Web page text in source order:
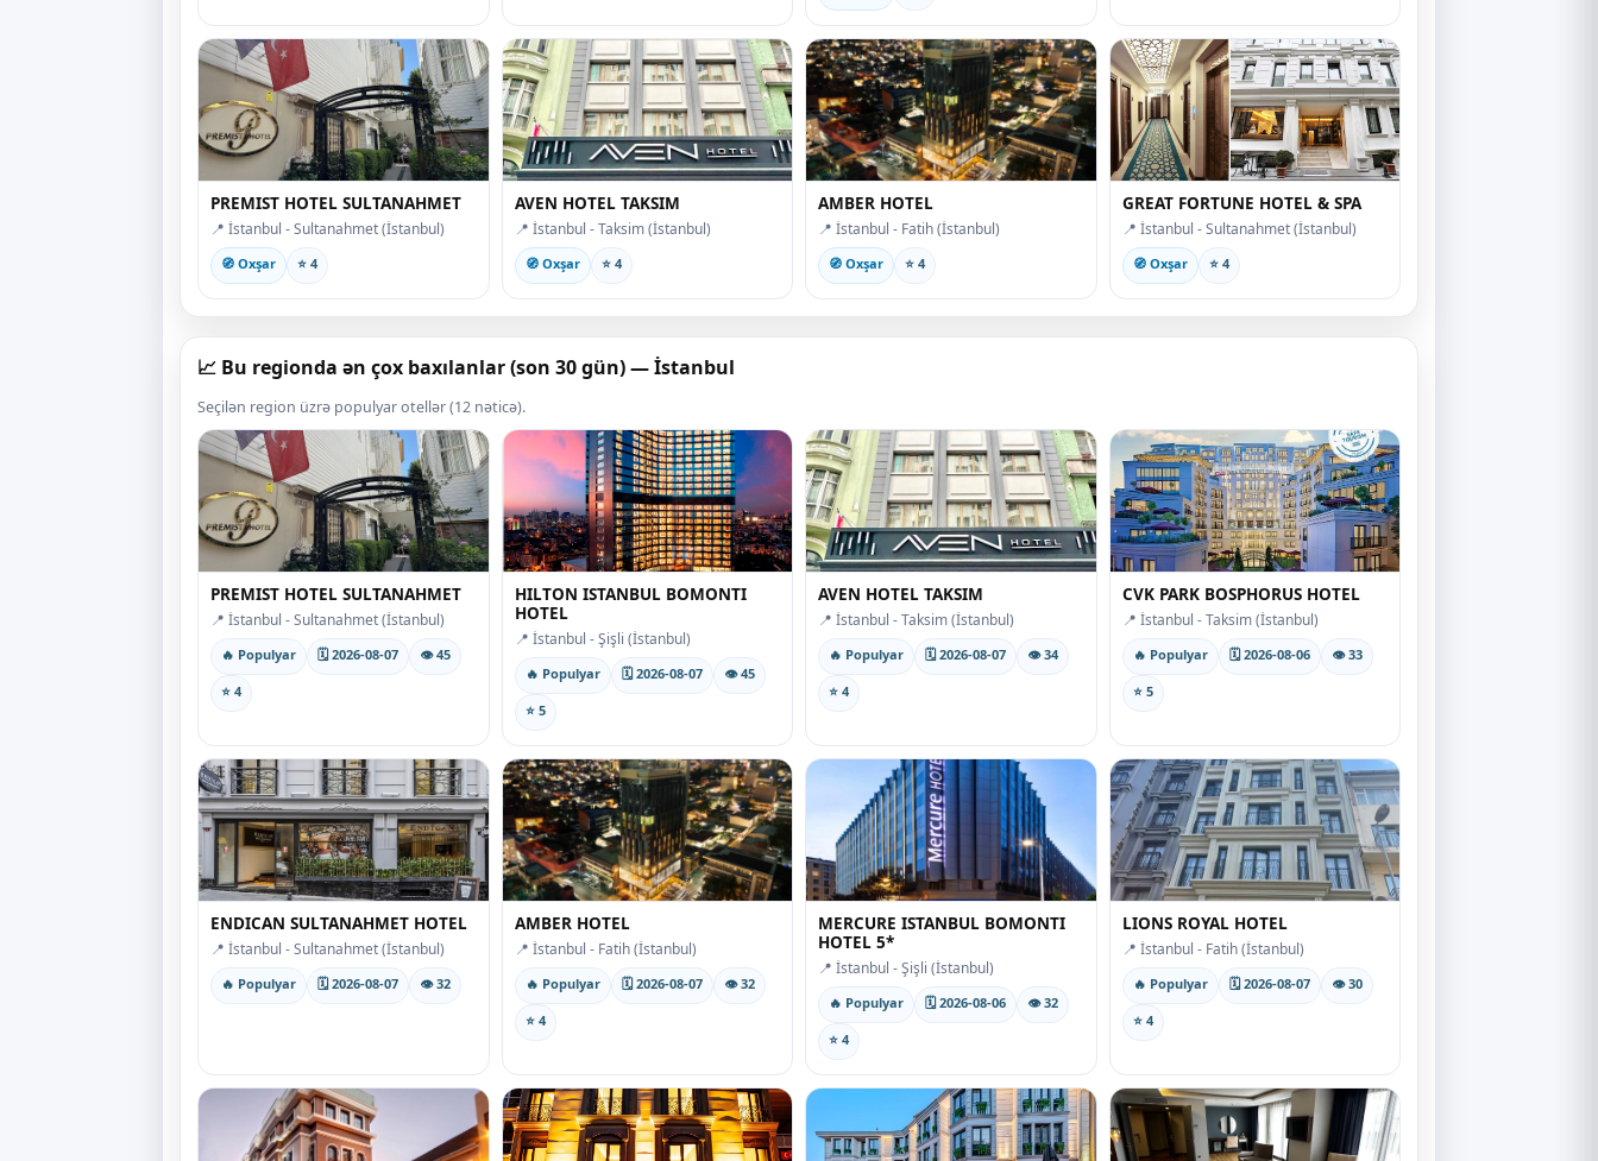
PREMIST HOTEL SULTANAHMET
📍 İstanbul - Sultanahmet (İstanbul)
🧭 Oxşar ⭐ 4
AVEN HOTEL TAKSIM
📍 İstanbul - Taksim (İstanbul)
🧭 Oxşar ⭐ 4
AMBER HOTEL
📍 İstanbul - Fatih (İstanbul)
🧭 Oxşar ⭐ 4
GREAT FORTUNE HOTEL & SPA
📍 İstanbul - Sultanahmet (İstanbul)
🧭 Oxşar ⭐ 4
📈 Bu regionda ən çox baxılanlar (son 30 gün) — İstanbul
Seçilən region üzrə populyar otellər (12 nəticə).
PREMIST HOTEL SULTANAHMET
📍 İstanbul - Sultanahmet (İstanbul)
🔥 Populyar 🗓 2026-08-07 👁 45
⭐ 4
HILTON ISTANBUL BOMONTI
HOTEL
📍 İstanbul - Şişli (İstanbul)
🔥 Populyar 🗓 2026-08-07 👁 45
⭐ 5
AVEN HOTEL TAKSIM
📍 İstanbul - Taksim (İstanbul)
🔥 Populyar 🗓 2026-08-07 👁 34
⭐ 4
CVK PARK BOSPHORUS HOTEL
📍 İstanbul - Taksim (İstanbul)
🔥 Populyar 🗓 2026-08-06 👁 33
⭐ 5
ENDICAN SULTANAHMET HOTEL
📍 İstanbul - Sultanahmet (İstanbul)
🔥 Populyar 🗓 2026-08-07 👁 32
AMBER HOTEL
📍 İstanbul - Fatih (İstanbul)
🔥 Populyar 🗓 2026-08-07 👁 32
⭐ 4
MERCURE ISTANBUL BOMONTI
HOTEL 5*
📍 İstanbul - Şişli (İstanbul)
🔥 Populyar 🗓 2026-08-06 👁 32
⭐ 4
LIONS ROYAL HOTEL
📍 İstanbul - Fatih (İstanbul)
🔥 Populyar 🗓 2026-08-07 👁 30
⭐ 4